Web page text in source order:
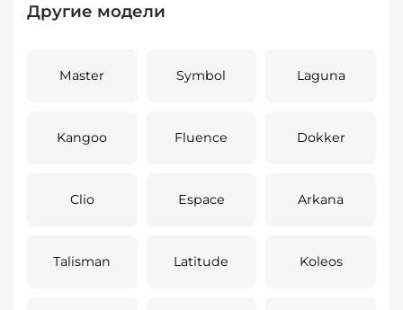
Другие модели
Master Symbol Laguna
Kangoo Fluence Dokker
Clio Espace Arkana
Talisman Latitude Koleos